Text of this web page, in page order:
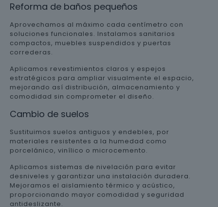
Reforma de baños pequeños
Aprovechamos al máximo cada centímetro con
soluciones funcionales. Instalamos sanitarios
compactos, muebles suspendidos y puertas
correderas.
Aplicamos revestimientos claros y espejos
estratégicos para ampliar visualmente el espacio,
mejorando así distribución, almacenamiento y
comodidad sin comprometer el diseño.
Cambio de suelos
Sustituimos suelos antiguos y endebles, por
materiales resistentes a la humedad como
porcelánico, vinílico o microcemento.
Aplicamos sistemas de nivelación para evitar
desniveles y garantizar una instalación duradera.
Mejoramos el aislamiento térmico y acústico,
proporcionando mayor comodidad y seguridad
antideslizante.